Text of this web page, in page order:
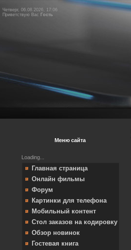
Четверг, 06.08.2026, 17:06
Приветствую Вас Гость
Меню сайта
Loading...
Главная страница
Онлайн фильмы
Форум
Картинки для телефона
Мобильный контент
Стол заказов на кодировку
Обзор новинок
Гостевая книга